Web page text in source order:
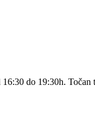
do 19:30h. Točan